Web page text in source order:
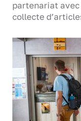
partenariat avec
collecte